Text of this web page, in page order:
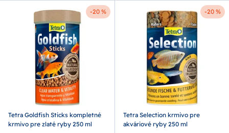
-20 %
Tetra Goldfish Sticks kompletné
krmivo pre zlaté ryby 250 ml
-20 %
Tetra Selection krmivo pre
akváriové ryby 250 ml